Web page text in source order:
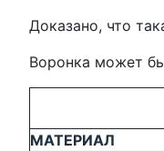
Доказано, что
Воронка может
МАТЕРИАЛ